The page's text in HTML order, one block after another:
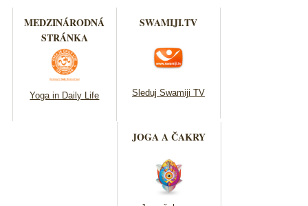
MEDZINÁRODNÁ
STRÁNKA
Yoga in Daily Life
SWAMIJI.TV
Sleduj Swamiji TV
JOGA A ČAKRY